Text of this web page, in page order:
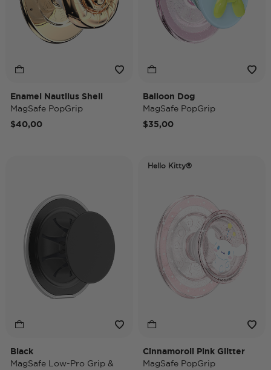
Enamel Nautilus Shell
MagSafe PopGrip
$40,00
Balloon Dog
MagSafe PopGrip
$35,00
Black
MagSafe Low-Pro Grip &
Hello Kitty®
Cinnamoroll Pink Glitter
MagSafe PopGrip